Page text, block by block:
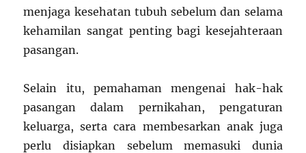
menjaga kesehatan tubuh sebelum dan selama
kehamilan sangat penting bagi kesejahteraan
pasangan.
Selain itu, pemahaman mengenai hak-hak
pasangan dalam pernikahan, pengaturan
keluarga, serta cara membesarkan anak juga
perlu disiapkan sebelum memasuki dunia